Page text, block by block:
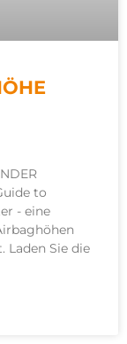
to
- eine
Laden Sie die